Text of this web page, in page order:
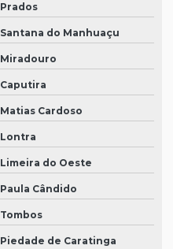
Prados
Santana do Manhuaçu
Miradouro
Caputira
Matias Cardoso
Lontra
Limeira do Oeste
Paula Cândido
Tombos
Piedade de Caratinga